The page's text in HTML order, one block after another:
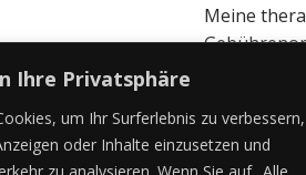
Ihre Privatsphäre
um Ihr Surferlebnis zu verbessern,
oder Inhalte einzusetzen und
Meine
Kosten für